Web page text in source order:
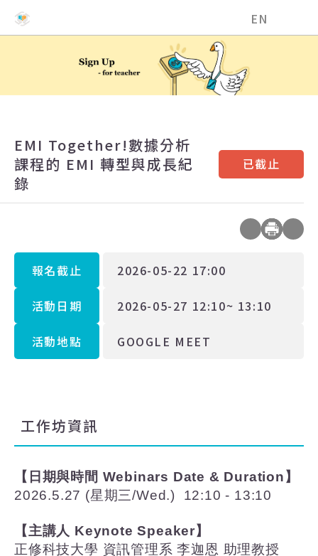
EN
EMI Together!數據分析
課程的 EMI 轉型與成長紀
錄
已截止
報名截止 2026-05-22 17:00
活動日期 2026-05-27 12:10~ 13:10
活動地點 GOOGLE MEET
工作坊資訊
【日期與時間 Webinars Date & Duration 】
2026.5.27 (星期三/Wed.) 12:10 - 13:10
【主講人 Keynote Speaker】
正修科技大學 資訊管理系 李迦恩 助理教授